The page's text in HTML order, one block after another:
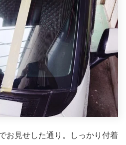
お見せした通り。しっかり付着